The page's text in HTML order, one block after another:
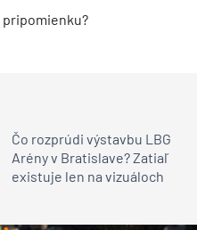
pripomienku?
Čo rozprúdi výstavbu LBG
Arény v Bratislave? Zatiaľ
existuje len na vizuáloch